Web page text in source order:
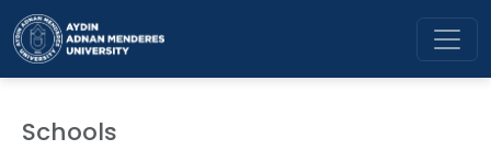
Aydın Adnan Menderes
Schools